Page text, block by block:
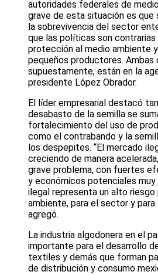
autoridades federales de
grave de esta situación es que
la sobrevivencia del sector
que las políticas son
protección al medio ambiente
pequeños productores. Ambas
supuestamente, están en la
presidente López Obrador.
El líder empresarial destacó
desabasto de la semilla se
fortalecimiento del uso de
como el contrabando y la
los despepites. “El mercado
creciendo de manera
grave problema, con fuertes
y económicos potenciales muy
ilegal representa un alto riesgo
ambiente, para el sector y para
agregó.
La industria algodonera en el
importante para el desarrollo
textiles y demás que forman
de distribución y consumo